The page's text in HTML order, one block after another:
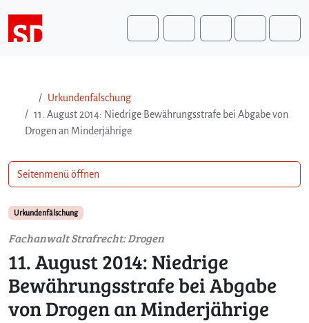
Search
Urkundenfälschung
11. August 2014: Niedrige Bewährungsstrafe bei Abgabe von
Drogen an Minderjährige
Urkundenfälschung
Fachanwalt Strafrecht: Drogen
11. August 2014: Niedrige
Bewährungsstrafe bei Abgabe
von Drogen an Minderjährige
Seitenmenü öffnen